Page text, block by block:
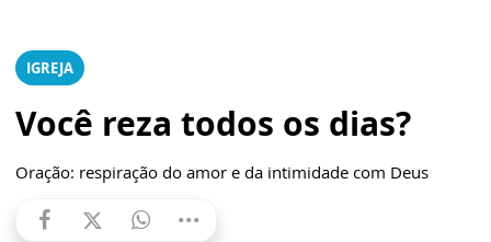
IGREJA
Você reza todos os dias?
Oração: respiração do amor e da intimidade com Deus